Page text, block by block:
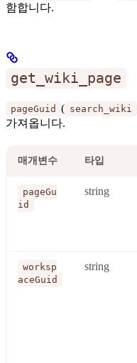
함합니다.
get_wiki_page
pageGuid ( search_wiki
가져옵니다.
매개변수 타입
pageGu
id
string
worksp
aceGuid
string